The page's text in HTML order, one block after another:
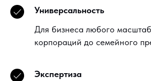
Универсальность
Для бизнеса любого
корпораций до семейного
Экспертиза